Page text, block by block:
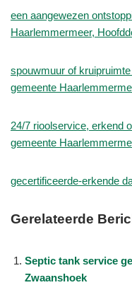
een aangewezen
Haarlemmermeer,
spouwmuur of
gemeente
24/7 rioolservice, erkend
gemeente
gecertificeerde-erkende
Gerelateerde
Septic tank service
Zwaanshoek